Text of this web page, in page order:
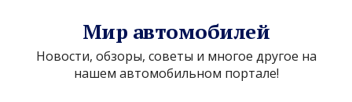
Мир автомобилей
Новости, обзоры, советы и многое другое на
нашем автомобильном портале!